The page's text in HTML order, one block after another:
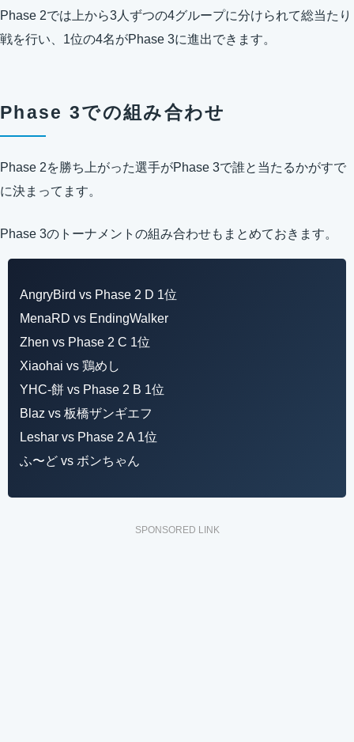
Phase 2では上から3人ずつの4グループに分けられて総当たり
戦を行い、1位の4名がPhase 3に進出できます。
Phase 3での組み合わせ
Phase 2を勝ち上がった選手がPhase 3で誰と当たるかがすで
に決まってます。
Phase 3のトーナメントの組み合わせもまとめておきます。
AngryBird vs Phase 2 D 1位
MenaRD vs EndingWalker
Zhen vs Phase 2 C 1位
Xiaohai vs 鶏めし
YHC-餅 vs Phase 2 B 1位
Blaz vs 板橋ザンギエフ
Leshar vs Phase 2 A 1位
ふ〜ど vs ボンちゃん
SPONSORED LINK